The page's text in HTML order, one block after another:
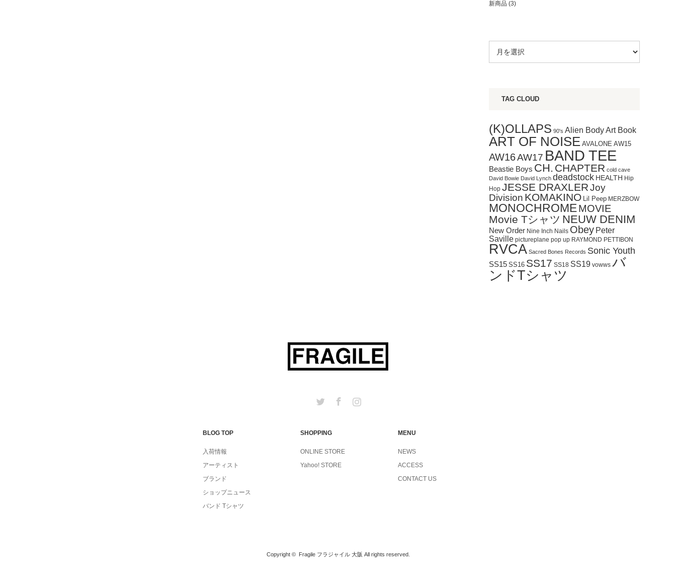
新商品 (3)
TAG CLOUD
(K)OLLAPS 90's Alien BodyArt Book
ART OF NOISE AVALONE AW15
AW16AW17 BAND TEE
Beastie Boys CH. CHAPTER cold cave
David Bowie David Lynch deadstock HEALTH Hip
Hop JESSE DRAXLERJoy
Division KOMAKINO Lil Peep MERZBOW
MONOCHROMEMOVIE
Movie Tシャツ NEUW DENIM
New Order Nine Inch Nails Obey Peter
Saville pictureplane pop up RAYMOND PETTIBON
RVCA Sacred Bones Records Sonic Youth
SS15 SS16 SS17 SS18 SS19 vowws バ
ンドTシャツ
Twitter Facebook
BLOG TOP
入荷情報
アーティスト
ブランド
ショップニュース
バンド Tシャツ
SHOPPING
ONLINE STORE
Yahoo! STORE
MENU
NEWS
ACCESS
CONTACT US
Copyright © Fragile フラジャイル 大阪 All rights reserved.